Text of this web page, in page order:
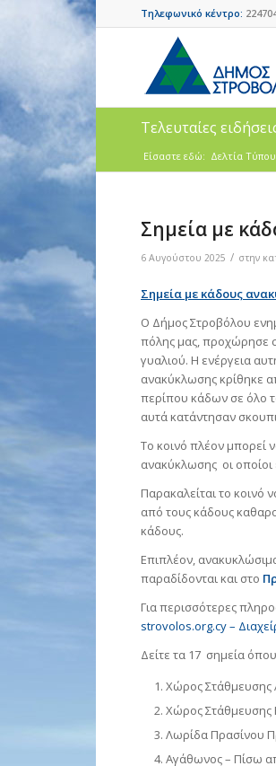
Τηλεφωνικό κέντρο:
Τελευταίες
Είσαστε εδώ: Δελτία
Σημεία με
6 Αυγούστου 2025 / στην
Σημεία με κάδους
Ο Δήμος Στροβόλου
πόλης μας, προχώρησε
γυαλιού. Η ενέργεια
ανακύκλωσης κρίθηκε
περίπου κάδων σε όλο
αυτά κατάντησαν
Το κοινό πλέον μπορεί
ανακύκλωσης οι οποίοι
Παρακαλείται το κοινό
από τους κάδους
κάδους.
Επιπλέον,
παραδίδονται και στο
Για περισσότερες
strovolos.org.cy –
Δείτε τα 17 σημεία
Χώρος Στάθμευσης
Χώρος Στάθμευσης
Λωρίδα Πρασίνου
Αγάθωνος – Πίσω